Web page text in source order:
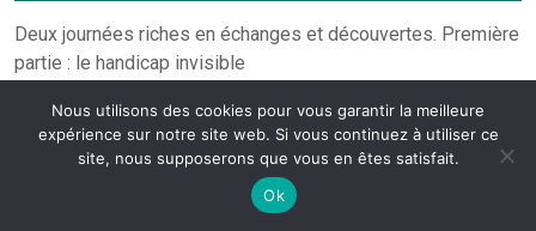
Deux journées riches en échanges et découvertes. Première
partie : le handicap invisible
Nous utilisons des cookies pour vous garantir la meilleure
expérience sur notre site web. Si vous continuez à utiliser ce
site, nous supposerons que vous en êtes satisfait.
Ok